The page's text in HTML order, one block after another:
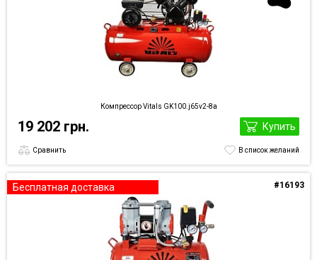
Компрессор Vitals GK100.j65v2-8a
19 202 грн. Купить
Сравнить В список желаний
Бесплатная доставка #16193